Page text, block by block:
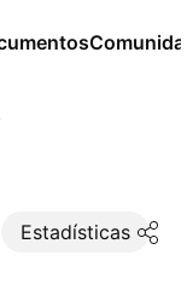
Estadísticas